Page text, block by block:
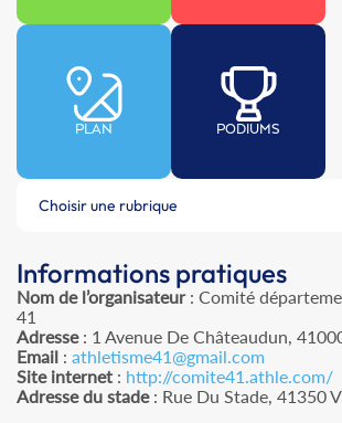
PLAN PODIUMS
Choisir une rubrique
Informations pratiques
Nom de l’organisateur: Comité
41
Adresse: 1 Avenue De Châteaudun,
Email : athletisme41@gmail.com
Site internet : http://comite41.athle.com/
Adresse du stade: Rue Du Stade, 41350